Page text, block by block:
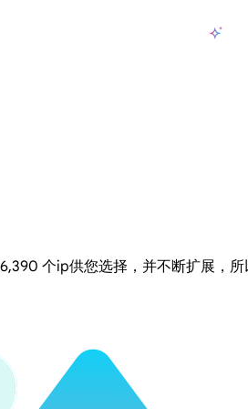
个ip供您选择，并不断扩展，